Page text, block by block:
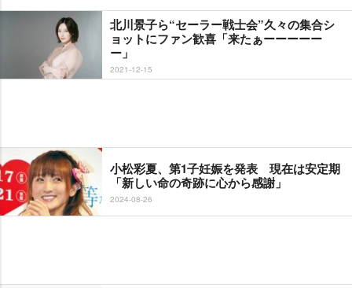
北川景子ら“セーラー戦士会”久々の集合シ
ョットにファン歓喜「来たぁーーーーー
ー」
2021-12-15
小松彩夏、第1子妊娠を発表 現在は安定期
「新しい命の奇跡に心から感謝」
2024-08-26